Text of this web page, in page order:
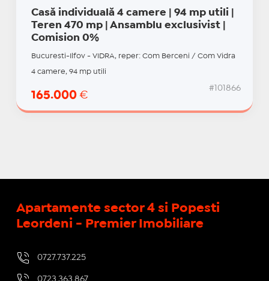
Casă individuală 4 camere | 94 mp utili |
Teren 470 mp | Ansamblu exclusivist |
Comision 0%
Bucuresti-Ilfov - VIDRA, reper: Com Berceni / Com Vidra
4 camere, 94 mp utili
165.000 €
#101866
Apartamente sector 4 si Popesti
Leordeni - Premier Imobiliare
0727.737.225
0723.363.867